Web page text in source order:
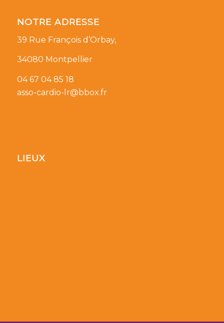
NOTRE ADRESSE
39 Rue François d’Orbay,
34080 Montpellier
04 67 04 85 18
asso-cardio-lr@bbox.fr
LIEUX